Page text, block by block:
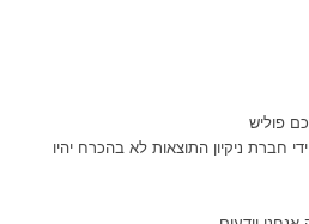
פוליש
חברת ניקיון התוצאות לא בהכרח יהיו